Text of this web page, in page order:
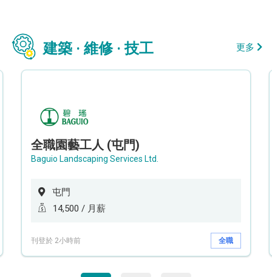
建築 · 維修 · 技工 更多
全職園藝工人 (屯門)
Baguio Landscaping Services Ltd.
屯門
14,500 / 月薪
刊登於 2小時前 全職